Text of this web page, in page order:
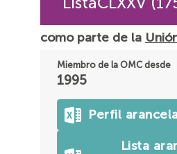
como parte de la
Miembro de la OMC desde
1995
Perfil
Lista